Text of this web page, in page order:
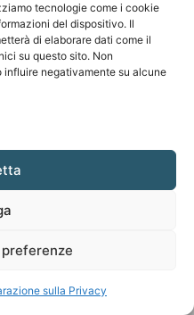
tecnologie come i cookie
del dispositivo. Il
di elaborare dati come il
su questo sito. Non
negativamente su alcune
sulla Privacy